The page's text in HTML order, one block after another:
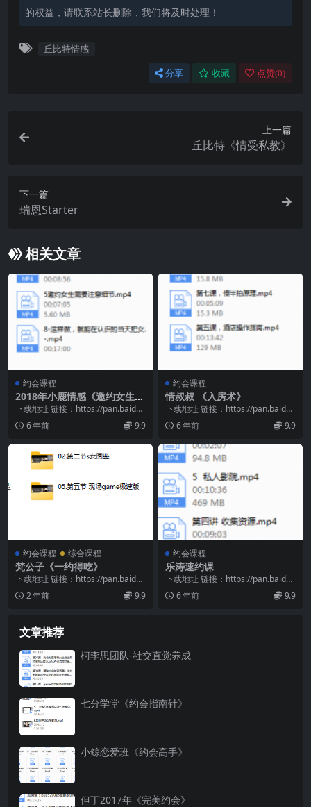
的权益，请联系站长删除，我们将及时处理！
丘比特情感
分享 收藏 点赞(0)
上一篇
丘比特《情受私教》
下一篇
瑞恩Starter
相关文章
约会课程
2018年小鹿情感《邀约女生？
看这里！》
下载地址 链接：https://pan.baidu.
com/s/1Ifum1fG...
6 年前 9.9
约会课程
情叔叔 《入房术》
下载地址 链接：https://pan.baidu.
com/s/1oPFcL3D...
6 年前 9.9
约会课程 综合课程
梵公子《一约得吃》
下载地址 链接：https://pan.baidu.
com/s/168VrFm-...
2 年前 9.9
约会课程
乐涛速约课
下载地址 链接：https://pan.baidu.
com/s/1pSfATaD...
6 年前 9.9
文章推荐
柯李思团队-社交直觉养成
七分学堂《约会指南针》
小鲸恋爱班《约会高手》
但丁2017年《完美约会》